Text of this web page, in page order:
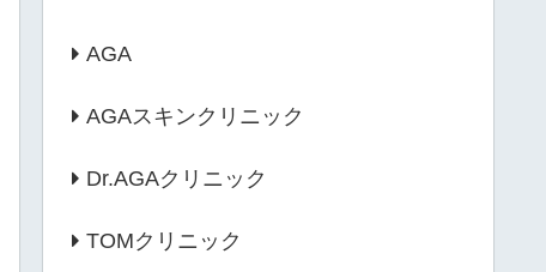
AGA
AGAスキンクリニック
Dr.AGAクリニック
TOMクリニック